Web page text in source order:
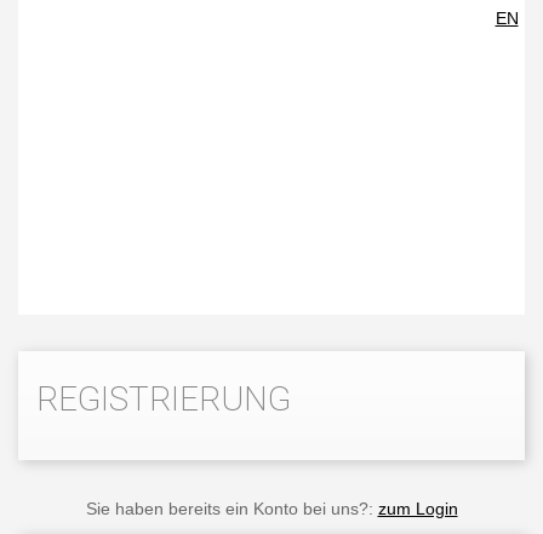
EN
REGISTRIERUNG
Sie haben bereits ein Konto bei uns?: zum Login